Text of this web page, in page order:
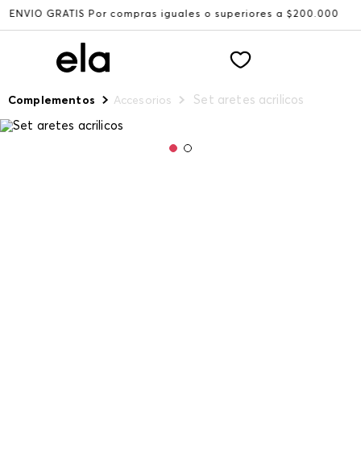
GRATIS Por compras iguales o superiores a $200.000
Complementos Accesorios Set aretes acrilicos